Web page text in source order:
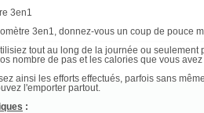
3en1
3en1, donnez-vous un coup de pouce
tout au long de la journée ou
nombre de pas et les calories que vous
ainsi les efforts effectués, parfois sans
l'emporter partout.
: